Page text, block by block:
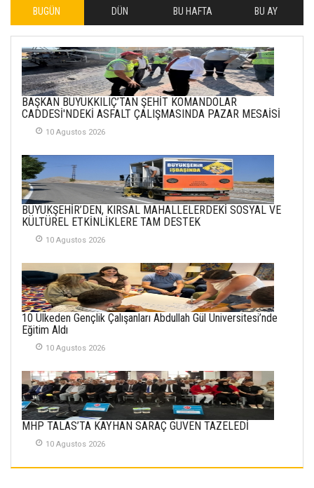
İLHAN YILMAZ
SOFRADA AYRIMCILIK
VAR
26 Subat 2026
METİN ERTEM
YENİ HİCRİ YIL VE
SEMRA ŞAHİN
KENDİNE UYANMAK
30 Temmuz 2026
İlgi Alanlarımız ve Biz
02 Ekim 2025
SABAHATTİN
SÜRMEN
01 Mayis 2026
BUGÜN DÜN BU HAFTA BU AY
BAŞKAN BÜYÜKKILIÇ’TAN ŞEHİT KOMANDOLAR
CADDESİ'NDEKİ ASFALT ÇALIŞMASINDA PAZAR MESAİSİ
10 Agustos 2026
BÜYÜKŞEHİR’DEN, KIRSAL MAHALLELERDEKİ SOSYAL VE
KÜLTÜREL ETKİNLİKLERE TAM DESTEK
10 Agustos 2026
10 Ülkeden Gençlik Çalışanları Abdullah Gül Üniversitesi’nde
Eğitim Aldı
10 Agustos 2026
MHP TALAS’TA KAYHAN SARAÇ GÜVEN TAZELEDİ
10 Agustos 2026